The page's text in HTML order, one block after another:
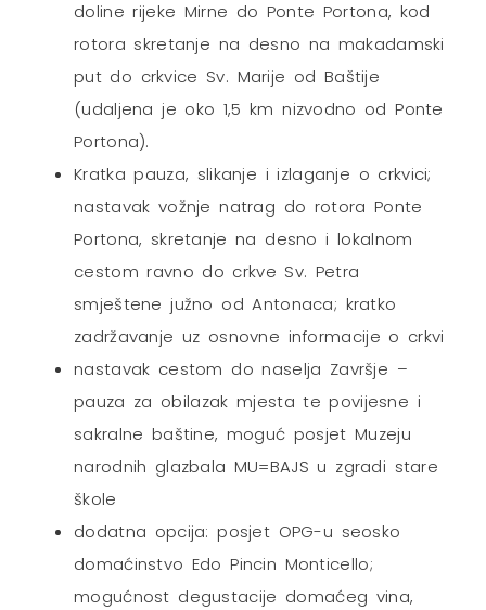
doline rijeke Mirne do Ponte Portona, kod
rotora skretanje na desno na makadamski
put do crkvice Sv. Marije od Baštije
(udaljena je oko 1,5 km nizvodno od Ponte
Portona).
Kratka pauza, slikanje i izlaganje o crkvici;
nastavak vožnje natrag do rotora Ponte
Portona, skretanje na desno i lokalnom
cestom ravno do crkve Sv. Petra
smještene južno od Antonaca; kratko
zadržavanje uz osnovne informacije o crkvi
nastavak cestom do naselja Završje –
pauza za obilazak mjesta te povijesne i
sakralne baštine, moguć posjet Muzeju
narodnih glazbala MU=BAJS u zgradi stare
škole
dodatna opcija: posjet OPG-u seosko
domaćinstvo Edo Pincin Monticello;
mogućnost degustacije domaćeg vina,